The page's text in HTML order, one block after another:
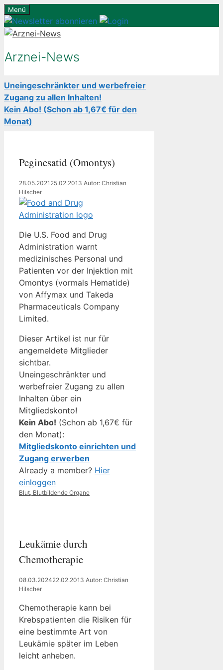
Zum
Inhalt
springen
Menü
Arznei-News
Uneingeschränkter und werbefreier
Zugang zu allen Inhalten!
Kein Abo! (Schon ab 1,67€ für den
Monat)
Peginesatid (Omontys)
28.05.2021 25.02.2013 Autor: Christian
Hilscher
Die U.S. Food and Drug
Administration warnt
medizinisches Personal und
Patienten vor der Injektion mit
Omontys (vormals Hematide)
von Affymax und Takeda
Pharmaceuticals Company
Limited.
Dieser Artikel ist nur für
angemeldete Mitglieder
sichtbar.
Uneingeschränkter und
werbefreier Zugang zu allen
Inhalten über ein
Mitgliedskonto!
Kein Abo! (Schon ab 1,67€ für
den Monat):
Mitgliedskonto einrichten und
Zugang erwerben
Already a member? Hier
einloggen
Kategorien
Blut, Blutbildende Organe
Leukämie durch
Chemotherapie
08.03.202422.02.2013 Autor: Christian
Hilscher
Chemotherapie kann bei
Krebspatienten die Risiken für
eine bestimmte Art von
Leukämie später im Leben
leicht anheben.